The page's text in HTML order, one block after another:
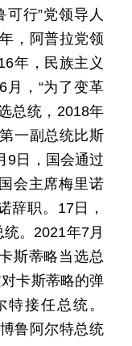
可行”党领导人
，阿普拉党领
年，民族主义
月，“为了变革
总统，2018年
一副总统比斯
9日，国会通过
会主席梅里诺
辞职。17日，
。2021年7月
斯蒂略当选总
卡斯蒂略的弹
接任总统。
鲁阿尔特总统